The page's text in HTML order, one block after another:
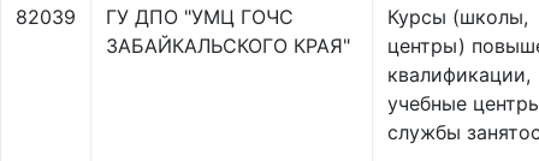
82039
ГУ ДПО "УМЦ ГОЧС
ЗАБАЙКАЛЬСКОГО КРАЯ"
Курсы (школы,
центры)
квалификации,
учебные
службы